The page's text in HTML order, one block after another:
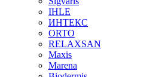
IHLE
ИНТЕКС
ORTO
RELAXSAN
Maxis
Marena